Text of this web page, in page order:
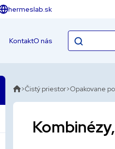
hermeslab.sk
KontaktO nás
Čistý priestor Opakovane